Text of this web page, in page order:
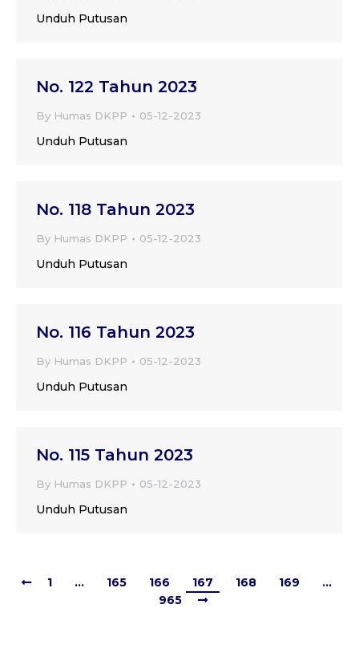
Unduh Putusan
No. 122 Tahun 2023
By Humas DKPP 05-12-2023
Unduh Putusan
No. 118 Tahun 2023
By Humas DKPP 05-12-2023
Unduh Putusan
No. 116 Tahun 2023
By Humas DKPP 05-12-2023
Unduh Putusan
No. 115 Tahun 2023
By Humas DKPP 05-12-2023
Unduh Putusan
1 … 165 166 167 168 169
…
965